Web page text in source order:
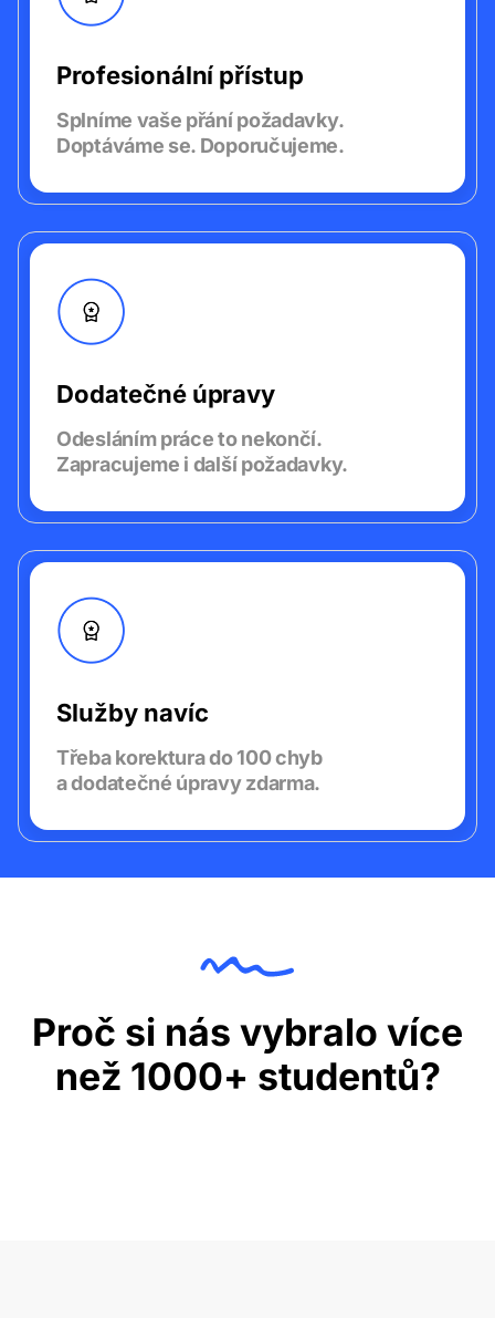
Profesionální přístup
Splníme vaše přání požadavky.
Doptáváme se. Doporučujeme.
Dodatečné úpravy
Odesláním práce to nekončí.
Zapracujeme i další požadavky.
Služby navíc
Třeba korektura do 100 chyb
a dodatečné úpravy zdarma.
Proč si nás vybralo více
než 1000+ studentů?